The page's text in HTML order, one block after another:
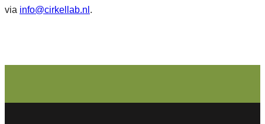
via info@cirkellab.nl .